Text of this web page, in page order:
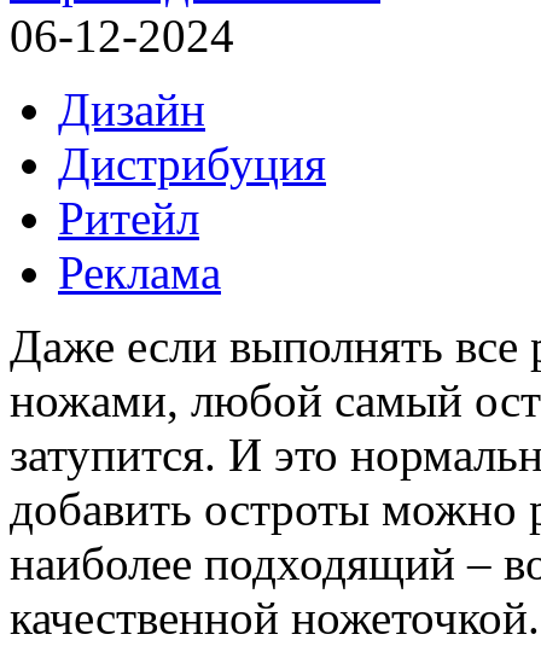
06-12-2024
Дизайн
Дистрибуция
Ритейл
Реклама
Даже если выполнять все
ножами, любой самый
затупится. И это
добавить остроты
наиболее подходящий –
качественной ножеточкой.